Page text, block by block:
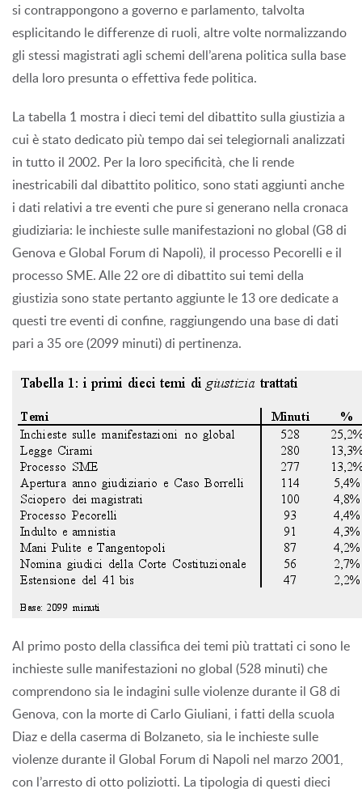
si contrappongono a governo e parlamento, talvolta
esplicitando le differenze di ruoli, altre volte normalizzando
gli stessi magistrati agli schemi dell’arena politica sulla base
della loro presunta o effettiva fede politica.
La tabella 1 mostra i dieci temi del dibattito sulla giustizia a
cui è stato dedicato più tempo dai sei telegiornali analizzati
in tutto il 2002. Per la loro specificità, che li rende
inestricabili dal dibattito politico, sono stati aggiunti anche
i dati relativi a tre eventi che pure si generano nella cronaca
giudiziaria: le inchieste sulle manifestazioni no global (G8 di
Genova e Global Forum di Napoli), il processo Pecorelli e il
processo SME. Alle 22 ore di dibattito sui temi della
giustizia sono state pertanto aggiunte le 13 ore dedicate a
questi tre eventi di confine, raggiungendo una base di dati
pari a 35 ore (2099 minuti) di pertinenza.
Al primo posto della classifica dei temi più trattati ci sono le
inchieste sulle manifestazioni no global (528 minuti) che
comprendono sia le indagini sulle violenze durante il G8 di
Genova, con la morte di Carlo Giuliani, i fatti della scuola
Diaz e della caserma di Bolzaneto, sia le inchieste sulle
violenze durante il Global Forum di Napoli nel marzo 2001,
con l’arresto di otto poliziotti. La tipologia di questi dieci